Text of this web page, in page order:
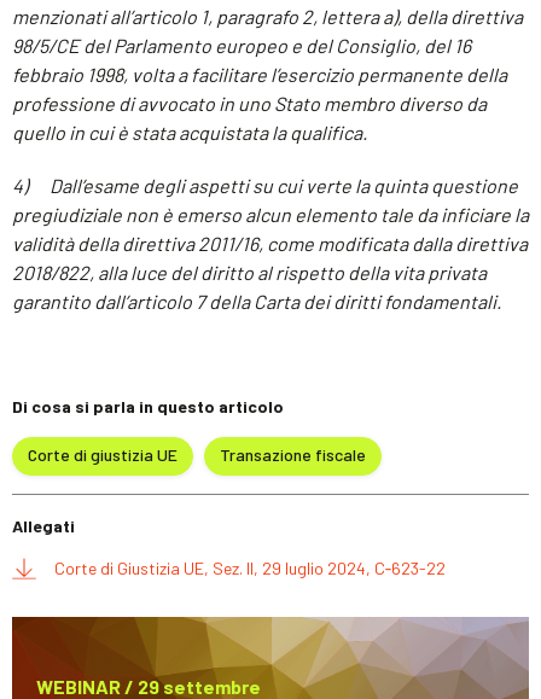
menzionati all’articolo 1, paragrafo 2, lettera a), della direttiva
98/5/CE del Parlamento europeo e del Consiglio, del 16
febbraio 1998, volta a facilitare l’esercizio permanente della
professione di avvocato in uno Stato membro diverso da
quello in cui è stata acquistata la qualifica.
4) Dall’esame degli aspetti su cui verte la quinta questione
pregiudiziale non è emerso alcun elemento tale da inficiare la
validità della direttiva 2011/16, come modificata dalla direttiva
2018/822, alla luce del diritto al rispetto della vita privata
garantito dall’articolo 7 della Carta dei diritti fondamentali.
Di cosa si parla in questo articolo
Corte di giustizia UE Transazione fiscale
Allegati
Corte di Giustizia UE, Sez. II, 29 luglio 2024, C‑623-22
WEBINAR / 29 settembre